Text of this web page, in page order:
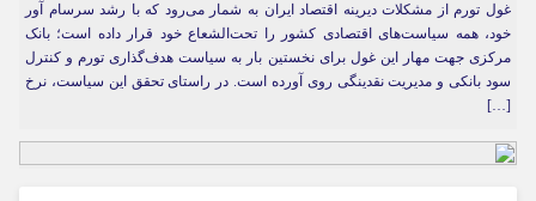
مرا به خاطر بسپار
غول تورم از مشکلات دیرینه اقتصاد ایران به شمار می‌رود که با رشد سرسام آور
خود، همه سیاست‌های اقتصادی کشور را تحت‌الشعاع خود قرار داده است؛ بانک
مرکزی جهت مهار این غول برای نخستین بار به سیاست هدف‌گذاری تورم و کنترل
سود بانکی و مدیریت نقدینگی روی آورده است. در راستای تحقق این سیاست، نرخ
[…]